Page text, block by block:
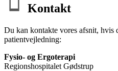
Kontakt
Du kan kontakte vores afsnit, hvis
patientvejledning:
Fysio- og Ergoterapi
Regionshospitalet Gødstrup